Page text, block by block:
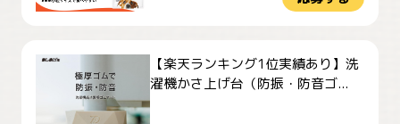
【楽天ランキング1位実績あり】洗
濯機かさ上げ台（防振・防音ゴ...